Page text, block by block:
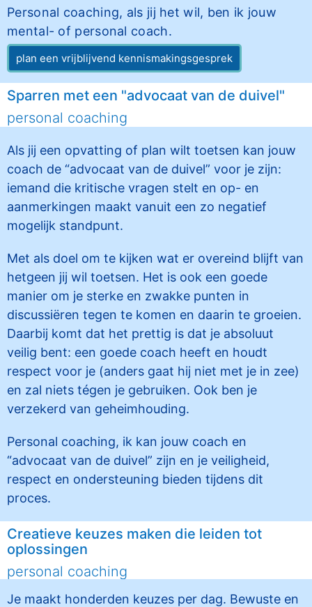
Personal coaching, als jij het wil, ben ik jouw
mental- of personal coach.
plan een vrijblijvend kennismakingsgesprek
Sparren met een "advocaat van de duivel"
personal coaching
Als jij een opvatting of plan wilt toetsen kan jouw
coach de “advocaat van de duivel” voor je zijn:
iemand die kritische vragen stelt en op- en
aanmerkingen maakt vanuit een zo negatief
mogelijk standpunt.
Met als doel om te kijken wat er overeind blijft van
hetgeen jij wil toetsen. Het is ook een goede
manier om je sterke en zwakke punten in
discussiëren tegen te komen en daarin te groeien.
Daarbij komt dat het prettig is dat je absoluut
veilig bent: een goede coach heeft en houdt
respect voor je (anders gaat hij niet met je in zee)
en zal niets tégen je gebruiken. Ook ben je
verzekerd van geheimhouding.
Personal coaching, ik kan jouw coach en
“advocaat van de duivel” zijn en je veiligheid,
respect en ondersteuning bieden tijdens dit
proces.
Creatieve keuzes maken die leiden tot
oplossingen
personal coaching
Je maakt honderden keuzes per dag. Bewuste en